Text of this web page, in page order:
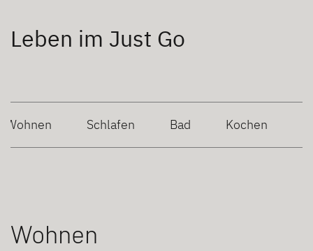
Leben im Just Go
Wohnen Schlafen Bad Kochen
Wohnen